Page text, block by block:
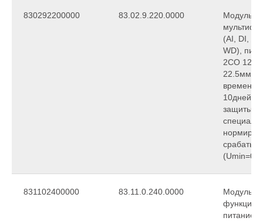
830292200000 83.02.9.220.0000
(AI, DI,
WD),
2CO 12A,
22.5мм,
времени
10дней,
защиты
831102400000 83.11.0.240.0000
питание